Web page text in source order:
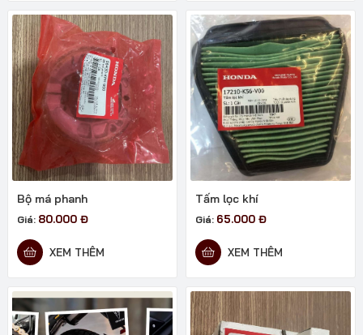
Bộ má phanh
Giá: 80.000 Đ
XEM THÊM
Tấm lọc khí
Giá: 65.000 Đ
XEM THÊM